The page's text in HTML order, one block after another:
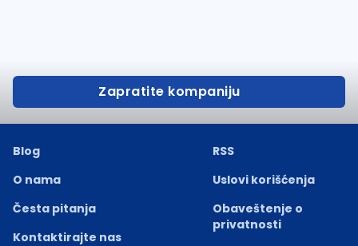
Zapratite kompaniju
Blog
O nama
Česta pitanja
Kontaktirajte nas
RSS
Uslovi korišćenja
Obaveštenje o
privatnosti